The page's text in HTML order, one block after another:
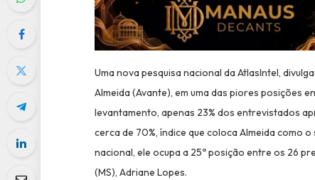
Uma nova pesquisa nacional da AtlasIntel,
Almeida (Avante), em uma das piores posições
levantamento, apenas 23% dos entrevistados
cerca de 70%, índice que coloca Almeida como
nacional, ele ocupa a 25ª posição entre os 26
(MS), Adriane Lopes.